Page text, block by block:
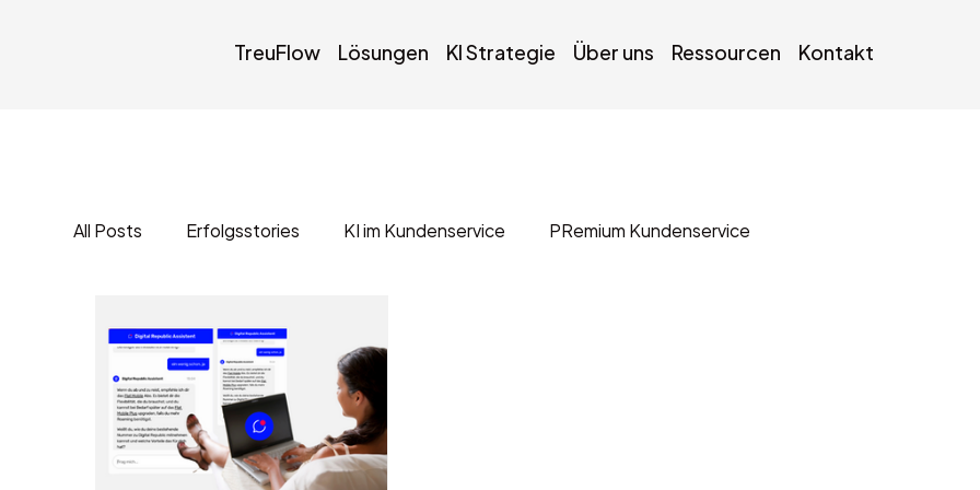
TreuFlow Lösungen KI Strategie Über uns Ressourcen Kontakt
All Posts Erfolgsstories KI im Kundenservice PRemium Kundenservice